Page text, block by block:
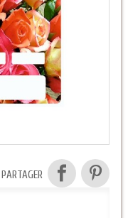
PARTAGER